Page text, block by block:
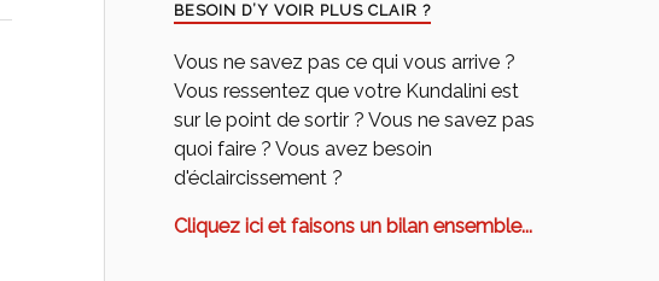
BESOIN D’Y VOIR PLUS CLAIR ?
Vous ne savez pas ce qui vous arrive ?
Vous ressentez que votre Kundalini est
sur le point de sortir ? Vous ne savez pas
quoi faire ? Vous avez besoin
d'éclaircissement ?
Cliquez ici et faisons un bilan ensemble...